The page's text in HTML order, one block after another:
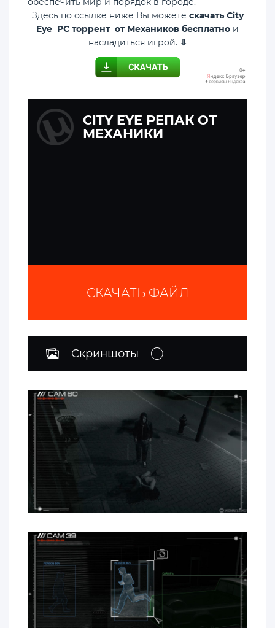
Здесь по ссылке ниже Вы можете скачать City
Eye PC торрент от Механиков бесплатно и
насладиться игрой. ⇩
CITY EYE РЕПАК ОТ
МЕХАНИКИ
СКАЧАТЬ ФАЙЛ
Скриншоты